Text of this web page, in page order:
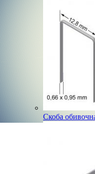
Скоба